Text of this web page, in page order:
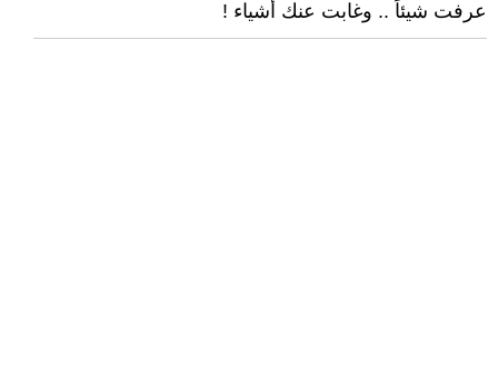
عرفت شيئاً .. وغابت عنك أشياء !